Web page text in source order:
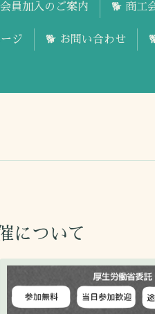
員加入のご案内 🐕 商工
ジ 🐕 お問い合わせ
について